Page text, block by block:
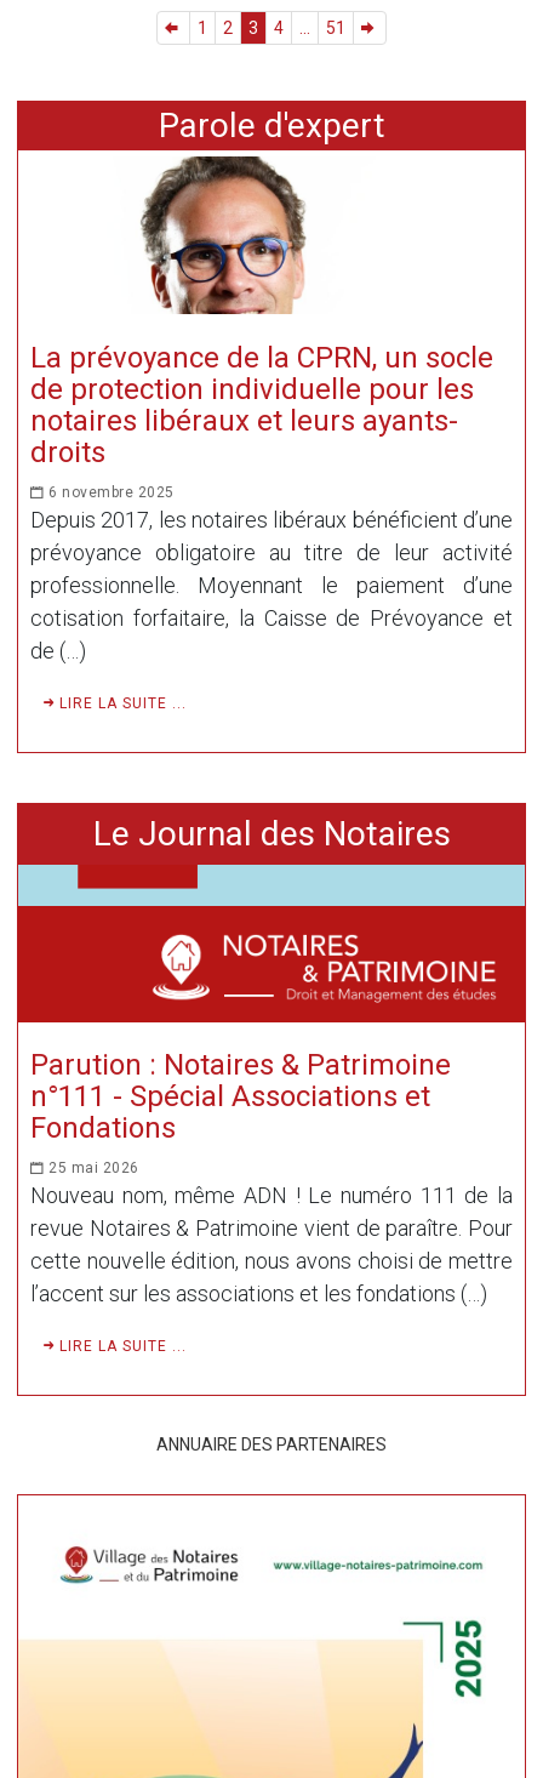
1 2 3 4 51
Parole d'expert
La prévoyance de la CPRN, un socle
de protection individuelle pour les
notaires libéraux et leurs ayants-
droits
6 novembre 2025
Depuis 2017, les notaires libéraux bénéficient d’une
prévoyance obligatoire au titre de leur activité
professionnelle. Moyennant le paiement d’une
cotisation forfaitaire, la Caisse de Prévoyance et
de (…)
LIRE LA SUITE ...
Le Journal des Notaires
Parution : Notaires & Patrimoine
n°111 - Spécial Associations et
Fondations
25 mai 2026
Nouveau nom, même ADN ! Le numéro 111 de la
revue Notaires & Patrimoine vient de paraître. Pour
cette nouvelle édition, nous avons choisi de mettre
l’accent sur les associations et les fondations (…)
LIRE LA SUITE ...
ANNUAIRE DES PARTENAIRES